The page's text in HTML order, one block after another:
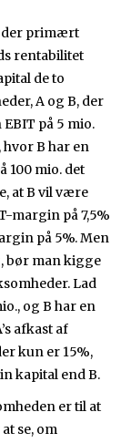
der primært
rentabilitet
de to
A og B, der
på 5 mio.
B har en
100 mio. det
at B vil være
margin på 7,5%
på 5%. Men
bør man kigge
Lad
og B har en
afkast af
kun er 15%,
kapital end B.
er til at
se, om